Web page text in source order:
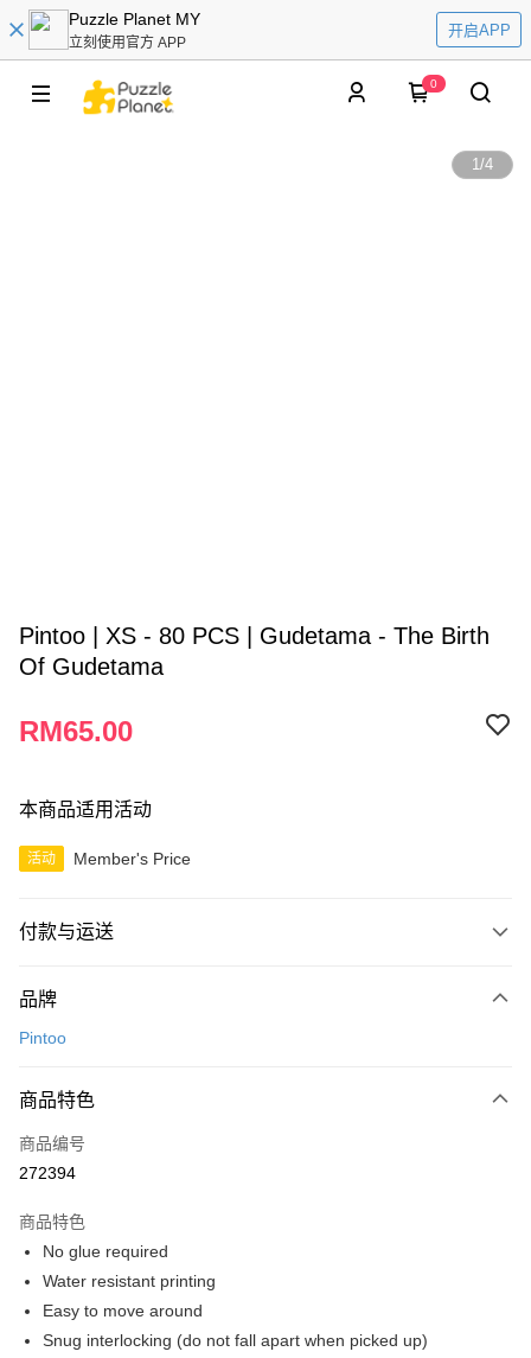
Puzzle Planet MY
立刻使用官方 APP
开启APP
0
1/4
Pintoo | XS - 80 PCS | Gudetama - The Birth
Of Gudetama
RM65.00
本商品适用活动
活动 Member's Price
付款与运送
信用卡一次付清
相关说明
只有马来亚银行、联昌国际银行、大众银行、兴业银行、香港隆丰银行、伊
斯兰银行、AmBank、BSN Bank
Boost
GrabPay
运送方式
Free Shipping (Min RM100) within West Malaysia!
Free Shipping (Min RM100.00) within West Malaysia!
品牌
Pintoo
商品特色
商品编号
272394
商品特色
No glue required
Water resistant printing
Easy to move around
Snug interlocking (do not fall apart when picked up)